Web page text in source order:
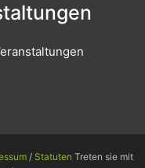
/ Statuten Treten sie mit